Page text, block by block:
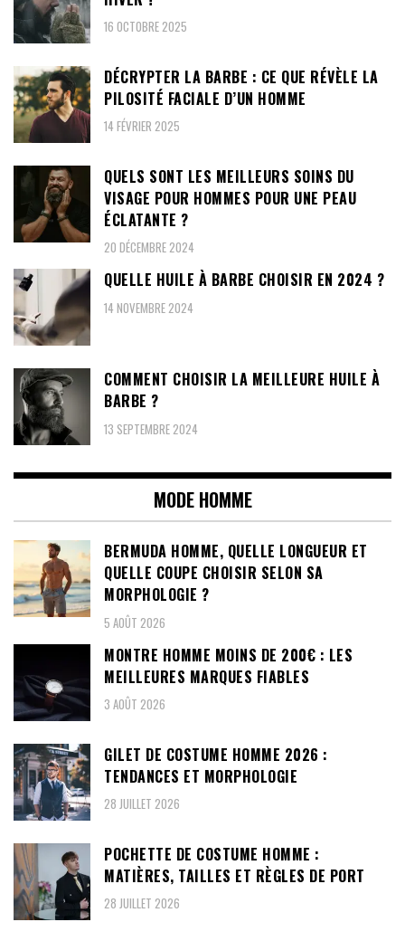
16 OCTOBRE 2025
DÉCRYPTER LA BARBE : CE QUE RÉVÈLE LA
PILOSITÉ FACIALE D’UN HOMME
14 FÉVRIER 2025
QUELS SONT LES MEILLEURS SOINS DU
VISAGE POUR HOMMES POUR UNE PEAU
ÉCLATANTE ?
20 DÉCEMBRE 2024
QUELLE HUILE À BARBE CHOISIR EN 2024 ?
14 NOVEMBRE 2024
COMMENT CHOISIR LA MEILLEURE HUILE À
BARBE ?
13 SEPTEMBRE 2024
MODE HOMME
BERMUDA HOMME, QUELLE LONGUEUR ET
QUELLE COUPE CHOISIR SELON SA
MORPHOLOGIE ?
5 AOÛT 2026
MONTRE HOMME MOINS DE 200€ : LES
MEILLEURES MARQUES FIABLES
3 AOÛT 2026
GILET DE COSTUME HOMME 2026 :
TENDANCES ET MORPHOLOGIE
28 JUILLET 2026
POCHETTE DE COSTUME HOMME :
MATIÈRES, TAILLES ET RÈGLES DE PORT
28 JUILLET 2026